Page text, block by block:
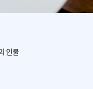
인물